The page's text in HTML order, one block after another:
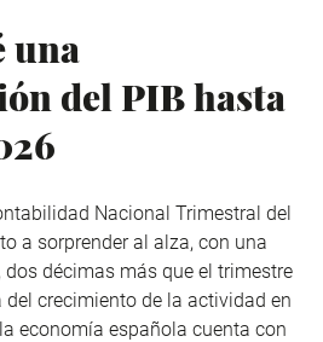
una
del PIB hasta
Nacional Trimestral del
a sorprender al alza, con una
décimas más que el trimestre
del crecimiento de la actividad en
economía española cuenta con